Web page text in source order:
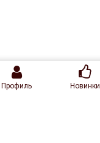
Профиль Новинки